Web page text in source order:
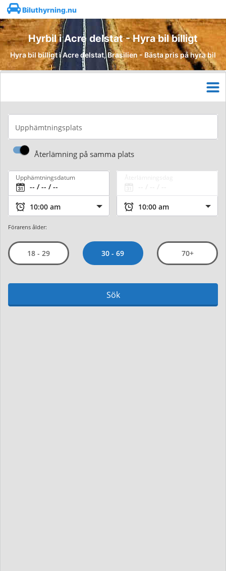
Biluthyrning.nu
Hyrbil i Acre delstat - Hyra bil billigt
Hyra bil billigt i Acre delstat, Brasilien - Bästa pris på hyra bil
Upphämtningsplats
Återlämning på samma plats
Upphämtningsdatum
Förarens ålder:
18 - 29 30 - 69 70+
Sök